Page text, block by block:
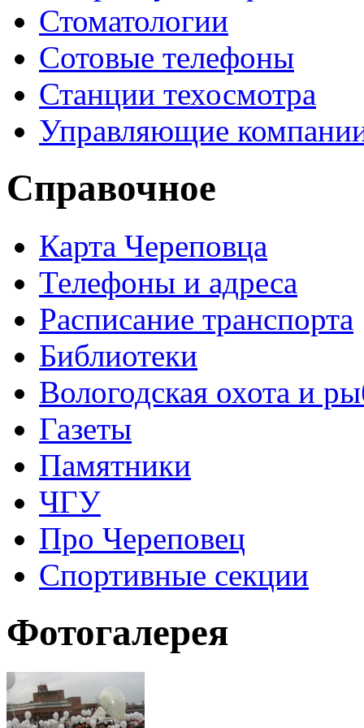
Стоматологии
Сотовые телефоны
Станции техосмотра
Управляющие
Справочное
Карта Череповца
Телефоны и адреса
Расписание транспорта
Библиотеки
Вологодская охота и
Газеты
Памятники
ЧГУ
Про Череповец
Спортивные секции
Фотогалерея